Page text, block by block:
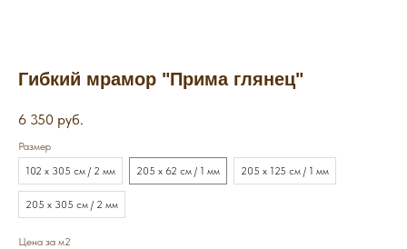
Гибкий мрамор "Прима глянец"
6 350 руб.
Размер
102 х 305 см / 2 мм
205 х 62 см / 1 мм 205 х 125 см / 1 мм
205 х 305 см / 2 мм
Цена за м2